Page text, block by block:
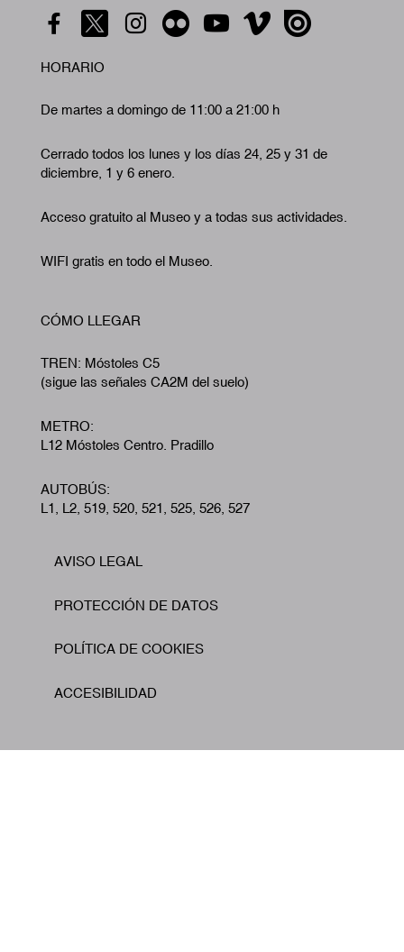
HORARIO
De martes a domingo de 11:00 a 21:00 h
Cerrado todos los lunes y los días 24, 25 y 31 de
diciembre, 1 y 6 enero.
Acceso gratuito al Museo y a todas sus actividades.
WIFI gratis en todo el Museo.
CÓMO LLEGAR
TREN: Móstoles C5
(sigue las señales CA2M del suelo)
METRO:
L12 Móstoles Centro. Pradillo
AUTOBÚS:
L1, L2, 519, 520, 521, 525, 526, 527
Footer
AVISO LEGAL
PROTECCIÓN DE DATOS
POLÍTICA DE COOKIES
ACCESIBILIDAD